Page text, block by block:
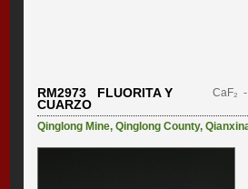
RM2973 FLUORITA Y
CUARZO
CaF₂
Qinglong Mine,Qinglong County,